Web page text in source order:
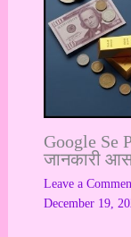
Google Se
जानकारी
Leave a
December 19,